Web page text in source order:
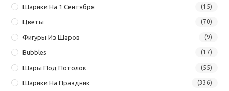
Шарики На 1 Сентября (15)
Цветы (70)
Фигуры Из Шаров (9)
Bubbles (17)
Шары Под Потолок (55)
Шарики На Праздник (336)